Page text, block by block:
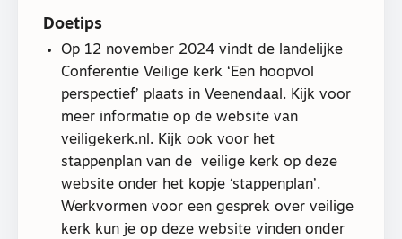
Doetips
Op 12 november 2024 vindt de landelijke
Conferentie Veilige kerk ‘Een hoopvol
perspectief’ plaats in Veenendaal. Kijk voor
meer informatie op de website van
veiligekerk.nl. Kijk ook voor het
stappenplan van de veilige kerk op deze
website onder het kopje ‘stappenplan’.
Werkvormen voor een gesprek over veilige
kerk kun je op deze website vinden onder